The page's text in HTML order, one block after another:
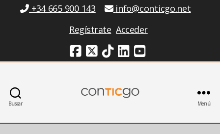
Información
+34 665 900 143
info@conticgo.net
Regístrate Acceder
Redes Sociales
Buscar Menú